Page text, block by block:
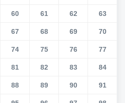
60 61 62 63
67 68 69 70
74 75 76 77
81 82 83 84
88 89 90 91